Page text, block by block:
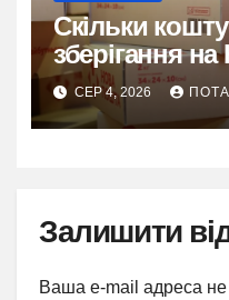
Скільки
зберігання
СЕР 4, 2026
Залишити
Ваша e-mail адреса